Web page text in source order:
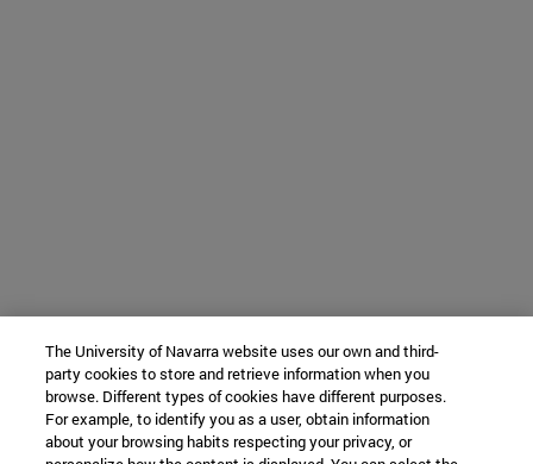
The University of Navarra website uses our own and third-
party cookies to store and retrieve information when you
browse. Different types of cookies have different purposes.
For example, to identify you as a user, obtain information
about your browsing habits respecting your privacy, or